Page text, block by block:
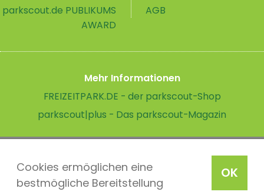
OK
Cookies ermöglichen eine
bestmögliche Bereitstellung
parkscout.de PUBLIKUMS
AWARD
AGB
Mehr Informationen
FREIZEITPARK.DE - der parkscout-Shop
parkscout|plus - Das parkscout-Magazin